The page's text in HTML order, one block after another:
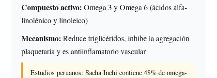
Compuesto activo: Omega 3 y Omega 6 (ácidos alfa-
linolénico y linoleico)
Mecanismo: Reduce triglicéridos, inhibe la agregación
plaquetaria y es antiinflamatorio vascular
Estudios peruanos: Sacha Inchi contiene 48% de omega-